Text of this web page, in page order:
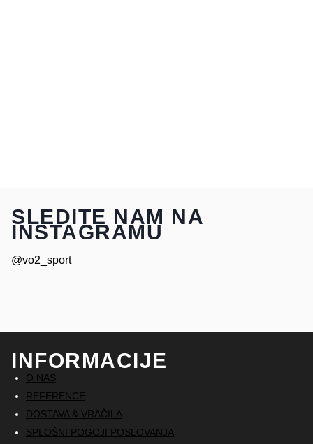
SLEDITE NAM NA
INSTAGRAMU
@vo2_sport
INFORMACIJE
O NAS
REFERENCE
DOSTAVA & VRAČILA
SPLOŠNI POGOJI POSLOVANJA